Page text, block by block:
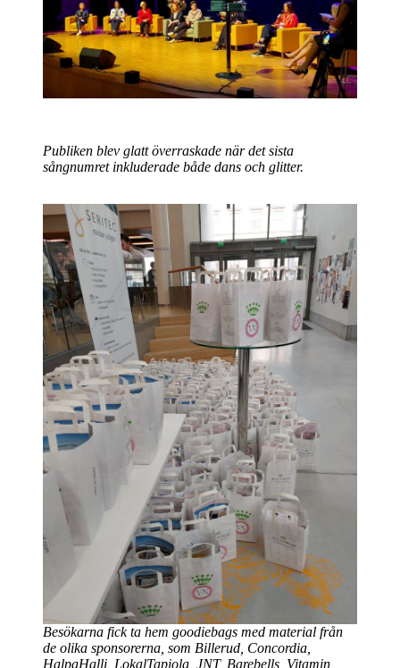
Publiken blev glatt överraskade när det sista
sångnumret inkluderade både dans och glitter.
Besökarna fick ta hem goodiebags med material från
de olika sponsorerna, som Billerud, Concordia,
HalpaHalli, LokalTapiola, JNT, Barebells, Vitamin